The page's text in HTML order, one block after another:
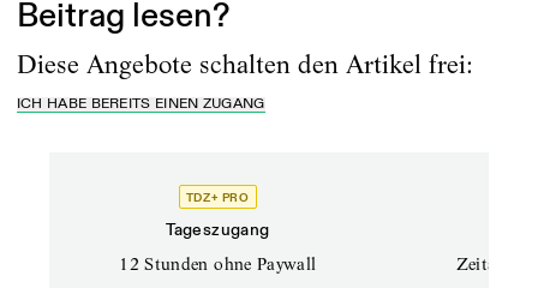
Beitrag lesen?
Diese Angebote schalten den Artikel frei:
ICH HABE BEREITS EINEN ZUGANG
TDZ+ PRO
Tageszugang
12 Stunden ohne Paywall